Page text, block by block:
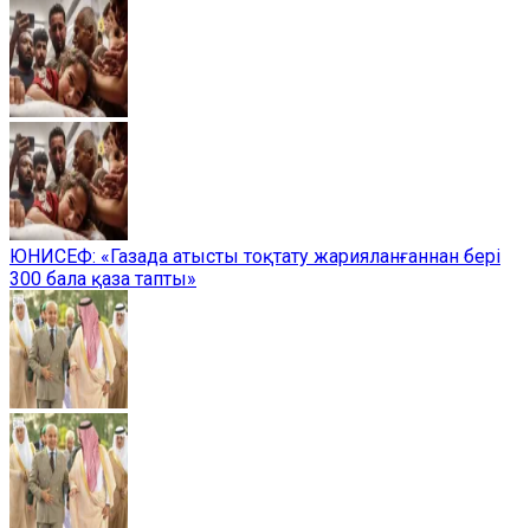
ЮНИСЕФ: «Газада атысты тоқтату жарияланғаннан бері
300 бала қаза тапты»